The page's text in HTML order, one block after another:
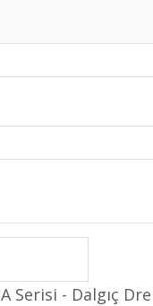
Serisi - Dalgıç